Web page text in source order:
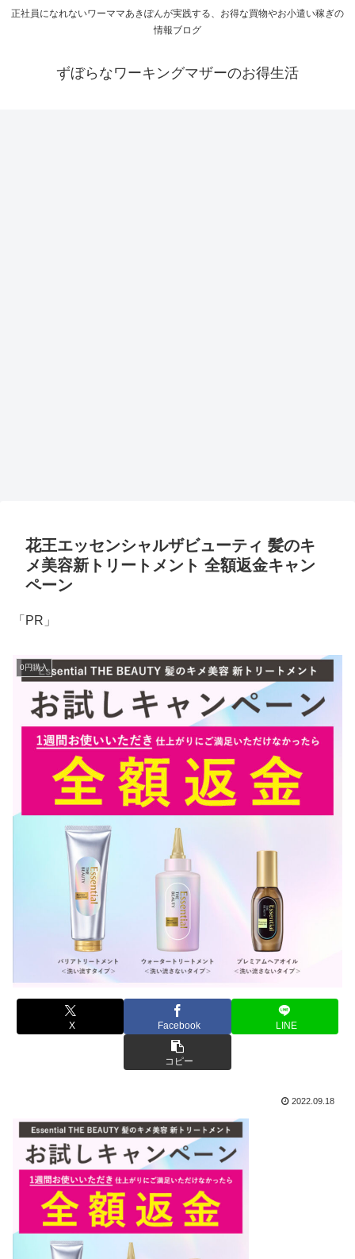
正社員になれないワーママあきぽんが実践する、お得な買物やお小遣い稼ぎの
情報ブログ
ずぼらなワーキングマザーのお得生活
花王エッセンシャルザビューティ 髪のキ
メ美容新トリートメント 全額返金キャン
ペーン
「PR」
0円購入
X Facebook LINE
コピー
2022.09.18